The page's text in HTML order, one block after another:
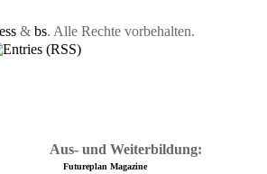
& bs. Alle Rechte vorbehalten.
Aus- und Weiterbildung:
Futureplan Magazine